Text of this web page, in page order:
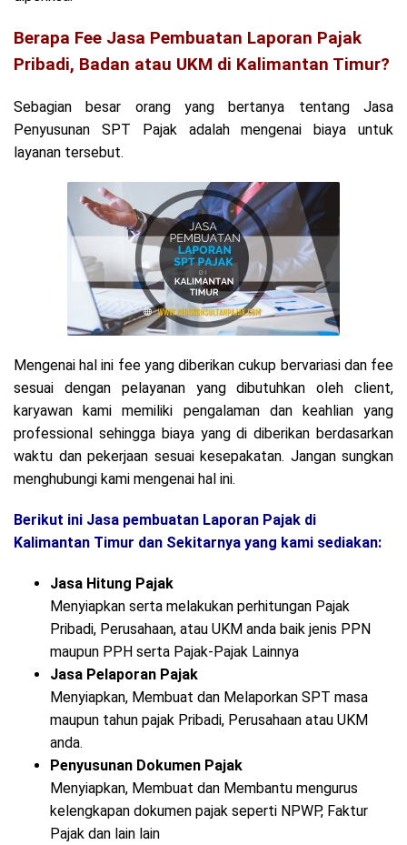
Berapa Fee Jasa Pembuatan Laporan Pajak
Pribadi, Badan atau UKM di Kalimantan Timur?
Sebagian besar orang yang bertanya tentang Jasa
Penyusunan SPT Pajak adalah mengenai biaya untuk
layanan tersebut.
Mengenai hal ini fee yang diberikan cukup bervariasi dan fee
sesuai dengan pelayanan yang dibutuhkan oleh client,
karyawan kami memiliki pengalaman dan keahlian yang
professional sehingga biaya yang di diberikan berdasarkan
waktu dan pekerjaan sesuai kesepakatan. Jangan sungkan
menghubungi kami mengenai hal ini.
Berikut ini Jasa pembuatan Laporan Pajak di
Kalimantan Timur dan Sekitarnya yang kami sediakan:
Jasa Hitung Pajak
Menyiapkan serta melakukan perhitungan Pajak
Pribadi, Perusahaan, atau UKM anda baik jenis PPN
maupun PPH serta Pajak-Pajak Lainnya
Jasa Pelaporan Pajak
Menyiapkan, Membuat dan Melaporkan SPT masa
maupun tahun pajak Pribadi, Perusahaan atau UKM
anda.
Penyusunan Dokumen Pajak
Menyiapkan, Membuat dan Membantu mengurus
kelengkapan dokumen pajak seperti NPWP, Faktur
Pajak dan lain lain